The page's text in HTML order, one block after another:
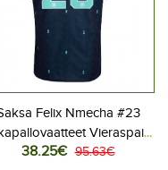
Felix Nmecha #23
Vieraspaita
kisat 2026 Lyhythihainen
38.25€ 95.63€